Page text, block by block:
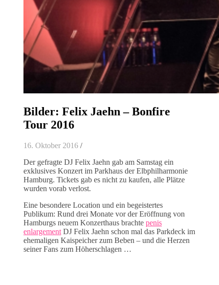
Bilder: Felix Jaehn – Bonfire
Tour 2016
16. Oktober 2016 /
Der gefragte DJ Felix Jaehn gab am Samstag ein
exklusives Konzert im Parkhaus der Elbphilharmonie
Hamburg. Tickets gab es nicht zu kaufen, alle Plätze
wurden vorab verlost.
Eine besondere Location und ein begeistertes
Publikum: Rund drei Monate vor der Eröffnung von
Hamburgs neuem Konzerthaus brachte penis
enlargement DJ Felix Jaehn schon mal das Parkdeck im
ehemaligen Kaispeicher zum Beben – und die Herzen
seiner Fans zum Höherschlagen …